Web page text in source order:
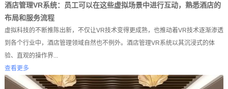
酒店管理VR系统：员工可以在这些虚拟场景中进行互动，熟悉酒店的
布局和服务流程
虚拟科技的不断推陈出新，不仅让VR技术变得更成熟，也推动着VR技术逐渐渗透
到各个行业中，酒店管理领域自然也不例外。酒店管理VR系统以其沉浸式的体
验、直观的操作界...
查看更多